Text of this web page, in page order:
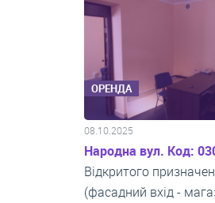
ОРЕНДА
08.10.2025
Народна вул. Код:
Відкритого
(фасадний вхід -